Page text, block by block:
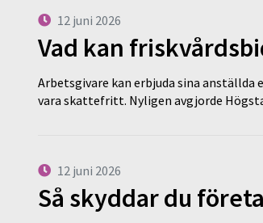
12 juni 2026
Vad kan
Arbetsgivare kan erbjuda sina
vara skattefritt. Nyligen avgjorde
12 juni 2026
Så skyddar du